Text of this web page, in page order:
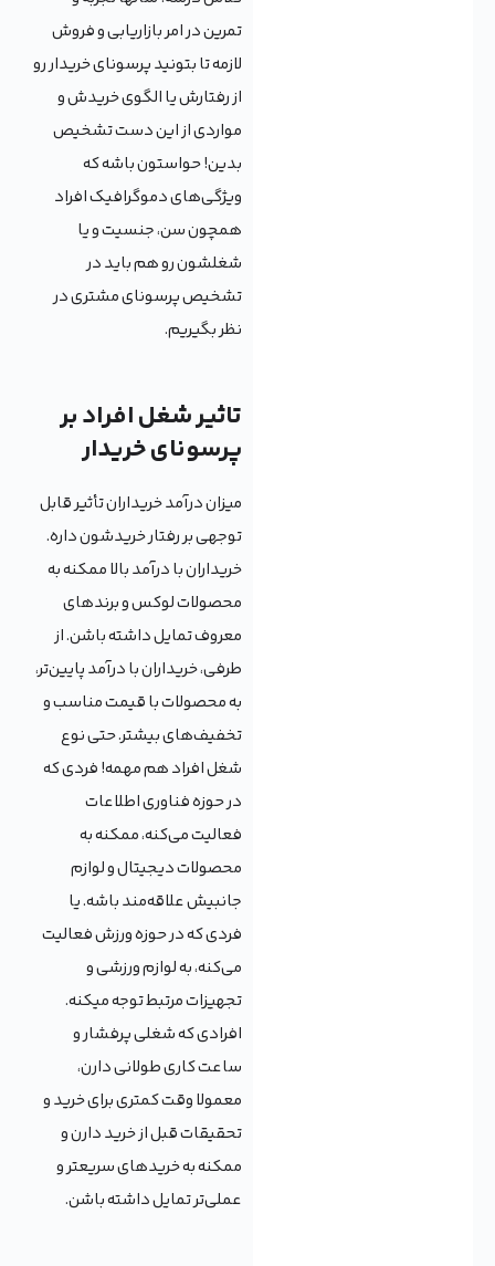
تمرین در امر بازاریابی و فروش
لازمه تا بتونید پرسونای خریدار رو
از رفتارش یا الگوی خریدش و
مواردی از این دست تشخیص
بدین! حواستون باشه که
ویژگی‌های دموگرافیک افراد
همچون سن، جنسیت و یا
شغلشون رو هم باید در
تشخیص پرسونای مشتری در
نظر بگیریم.
تاثیر شغل افراد بر
پرسونای خریدار
میزان درآمد خریداران تأثیر قابل
توجهی بر رفتار خریدشون داره.
خریداران با درآمد بالا ممکنه به
محصولات لوکس و برندهای
معروف تمایل داشته باشن. از
طرفی، خریداران با درآمد پایین‌تر،
به محصولات با قیمت مناسب و
تخفیف‌های بیشتر. حتی نوع
شغل افراد هم مهمه! فردی که
در حوزه فناوری اطلاعات
فعالیت می‌کنه، ممکنه به
محصولات دیجیتال و لوازم
جانبیش علاقه‌مند باشه. یا
فردی که در حوزه ورزش فعالیت
می‌کنه، به لوازم ورزشی و
تجهیزات مرتبط توجه میکنه.
افرادی که شغلی پرفشار و
ساعت کاری طولانی دارن،
معمولا وقت کمتری برای خرید و
تحقیقات قبل از خرید دارن و
ممکنه به خریدهای سریعتر و
عملی‌تر تمایل داشته باشن.